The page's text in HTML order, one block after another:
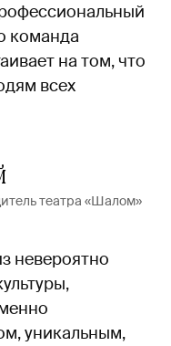
команда
на том, что
всех
театра «Шалом»
невероятно
уникальным,